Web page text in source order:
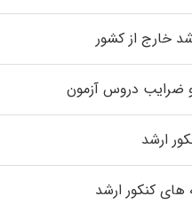
خارج از کشور
ضرایب دروس آزمون
ارشد
کنکور ارشد